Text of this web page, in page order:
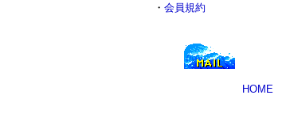
・ 会員規約
HOME